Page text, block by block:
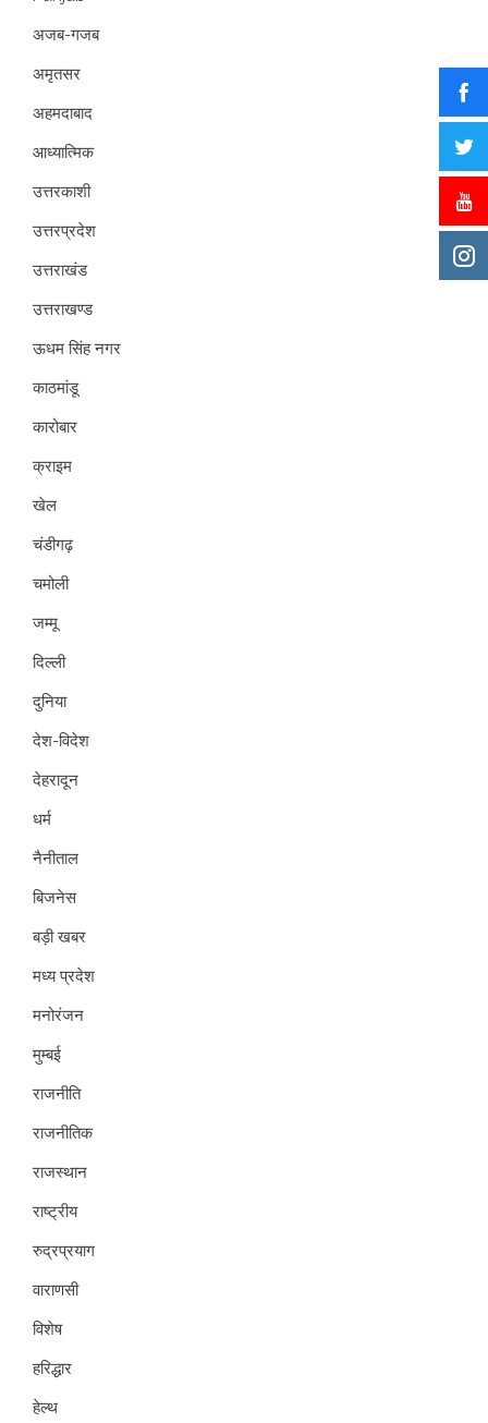
अजब-गजब
अमृतसर
अहमदाबाद
आध्यात्मिक
उत्तरकाशी
उत्तरप्रदेश
उत्तराखंड
उत्तराखण्ड
ऊधम सिंह नगर
काठमांडू
कारोबार
क्राइम
खेल
चंडीगढ़
चमोली
जम्मू
दिल्ली
दुनिया
देश-विदेश
देहरादून
धर्म
नैनीताल
बिजनेस
बड़ी खबर
मध्य प्रदेश
मनोरंजन
मुम्बई
राजनीति
राजनीतिक
राजस्थान
राष्ट्रीय
रुद्रप्रयाग
वाराणसी
विशेष
हरिद्धार
हेल्थ